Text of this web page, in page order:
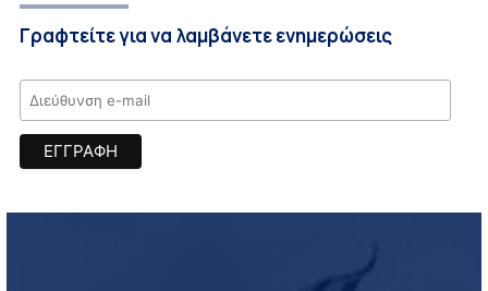
Γραφτείτε για να λαμβάνετε ενημερώσεις